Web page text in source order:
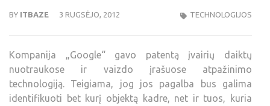
BY ITBAZE 3 RUGSĖJO, 2012 TECHNOLOGIJOS
Kompanija „Google“ gavo patentą įvairių daiktų
nuotraukose ir vaizdo įrašuose atpažinimo
technologiją. Teigiama, jog jos pagalba bus galima
identifikuoti bet kurį objektą kadre, net ir tuos, kuria